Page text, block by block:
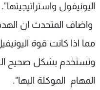
اليونيفول واستراتيجيتها".
واضاف المتحدث ان
مما اذا كانت قوة
وتستخدم بشكل صحيح
المهام الموكلة اليها".